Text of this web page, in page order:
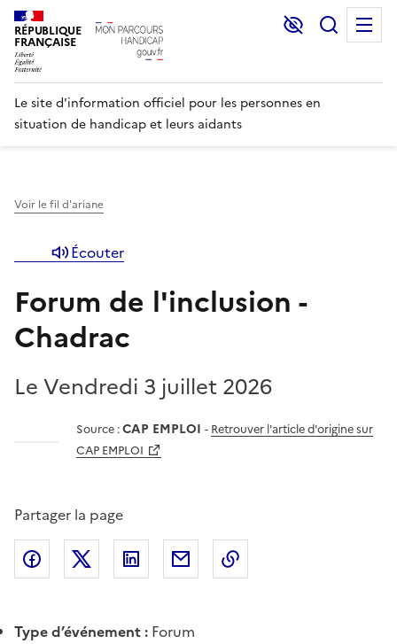
RÉPUBLIQUE
FRANÇAISE
Lecture et
Le site d'information officiel pour les personnes en
situation de handicap et leurs aidants
Voir le fil d'ariane
Écouter
Forum de l'inclusion -
Chadrac
Le Vendredi 3 juillet 2026
Source :CAP EMPLOI - Retrouver l'article d'origine sur
CAP EMPLOI
Partager la page
Partager l'article surFacebook
Partager l'article sur X (anciennement
Partager l'article sur
Partager l'article par courriel
Type d’événement : Forum